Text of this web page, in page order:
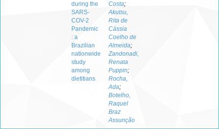
during the
SARS-
COV-2
Pandemic
: a
Brazilian
nationwide
study
among
dietitians
Costa;
Akutsu,
Rita de
Cássia
Coelho de
Almeida;
Zandonadi,
Renata
Puppin;
Rocha,
Ada;
Botelho,
Raquel
Braz
Assunção